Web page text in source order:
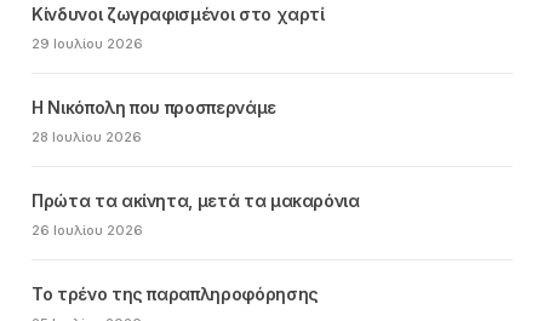
Κίνδυνοι ζωγραφισμένοι στο χαρτί
29 Ιουλίου 2026
Η Νικόπολη που προσπερνάμε
28 Ιουλίου 2026
Πρώτα τα ακίνητα, μετά τα μακαρόνια
26 Ιουλίου 2026
Το τρένο της παραπληροφόρησης